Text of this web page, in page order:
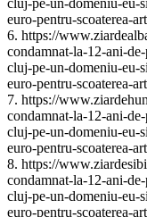
cluj-pe-un-domeniu-eu-
euro-pentru-scoaterea-
6. https://
condamnat-la-12-ani-
cluj-pe-un-domeniu-eu-
euro-pentru-scoaterea-
7. https://
condamnat-la-12-ani-
cluj-pe-un-domeniu-eu-
euro-pentru-scoaterea-
8. https://
condamnat-la-12-ani-
cluj-pe-un-domeniu-eu-
euro-pentru-scoaterea-